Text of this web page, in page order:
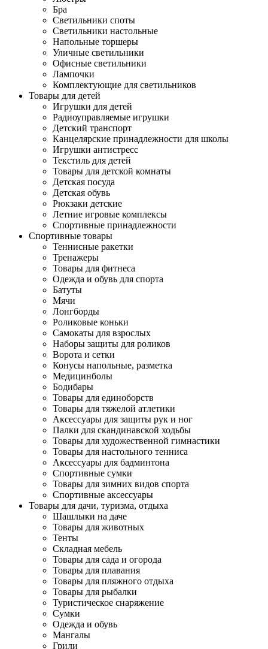
Бра
Светильники споты
Светильники настольные
Напольные торшеры
Уличные светильники
Офисные светильники
Лампочки
Комплектующие для светильников
Товары для детей
Игрушки для детей
Радиоуправляемые игрушки
Детский транспорт
Канцелярские принадлежности для школы
Игрушки антистресс
Текстиль для детей
Товары для детской комнаты
Детская посуда
Детская обувь
Рюкзаки детские
Летние игровые комплексы
Спортивные принадлежности
Спортивные товары
Теннисные ракетки
Тренажеры
Товары для фитнеса
Одежда и обувь для спорта
Батуты
Мячи
Лонгборды
Роликовые коньки
Самокаты для взрослых
Наборы защиты для роликов
Ворота и сетки
Конусы напольные, разметка
Медицинболы
Бодибары
Товары для единоборств
Товары для тяжелой атлетики
Аксессуары для защиты рук и ног
Палки для скандинавской ходьбы
Товары для художественной гимнастики
Товары для настольного тенниса
Аксессуары для бадминтона
Спортивные сумки
Товары для зимних видов спорта
Спортивные аксессуары
Товары для дачи, туризма, отдыха
Шашлыки на даче
Товары для животных
Тенты
Складная мебель
Товары для сада и огорода
Товары для плавания
Товары для пляжного отдыха
Товары для рыбалки
Туристическое снаряжение
Сумки
Одежда и обувь
Мангалы
Грили